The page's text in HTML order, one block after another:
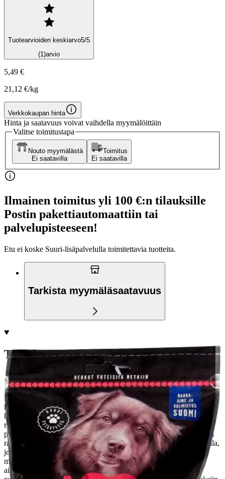
Tuotearvioiden keskiarvo5/5
(1)arvio
5,49 €
21,12 €/kg
Verkkokaupan hinta
Hinta ja saatavuus voivat vaihdella myymälöittäin
Valitse toimitustapa
Nouto myymälästä
Ei saatavilla
Toimitus
Ei saatavilla
Ilmainen toimitus yli 100 €:n tilauksille
Postin pakettiautomaattiin tai
palvelupisteeseen!
Etu ei koske Suuri‑lisäpalvelulla toimitettavia tuotteita.
Tarkista myymäläsaatavuus
Tuotekuvaus
Korkealaatuinen ja taatusti suomalainen Best-In Ydinluu on luiden
klassikko. Perinteinen putkiluu on ronskia luuta, jonka sisällä on
herkullista luuydintä. Ydinluu tarjoaa ajanvietettä pitkäksi aikaa
riippumatta koiran koosta. Luiden syöminen on koiralle mielekästä
puuhaa ja pureskelusta on hyötyä hampaille, suun terveydelle sekä
raikkaalle hengitykselle. Best-In Ydinluu on suomalainen makupala,
joka on valmistettu 100% suomalaisesta naudasta.Best-In –
makupalojen herkullisuus piilee puhtaissa, suomalaisissa raaka-
aineissa ja hellävaraisessa kypsennyksessä. Herkut paahdetaan